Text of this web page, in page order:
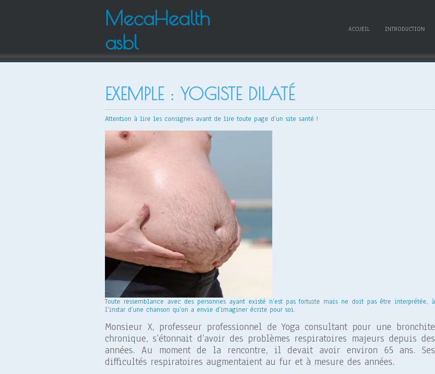
MecaHealth
asbl
ACCUEIL INTRODUCTION
EXEMPLE : YOGISTE DILATÉ
Attention à lire les consignes avant de lire toute page d’un site santé !
Toute ressemblance avec des personnes ayant existé n’est pas fortuite mais ne doit pas être interprétée, à
l’instar d’une chanson qu’on a envie d’imaginer écrite pour soi.
Monsieur X, professeur professionnel de Yoga consultant pour une bronchite
chronique, s’étonnait d’avoir des problèmes respiratoires majeurs depuis des
années. Au moment de la rencontre, il devait avoir environ 65 ans. Ses
difficultés respiratoires augmentaient au fur et à mesure des années.